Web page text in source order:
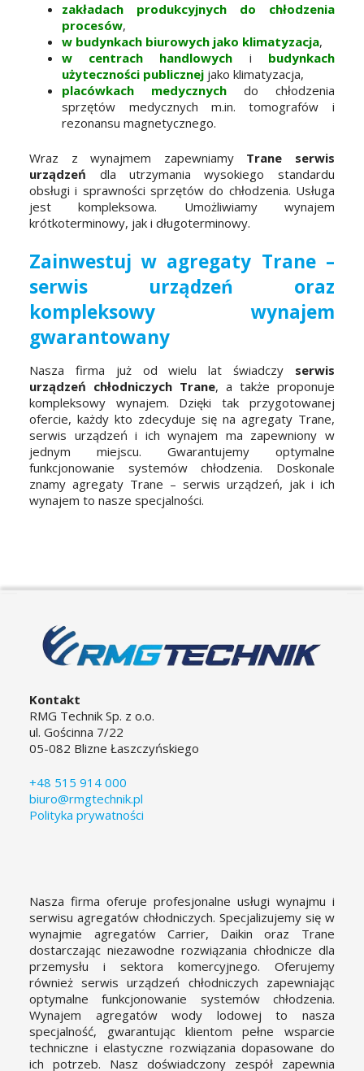
zakładach produkcyjnych do chłodzenia
procesów,
w budynkach biurowych jako klimatyzacja,
w centrach handlowych i budynkach
użyteczności publicznej jako klimatyzacja,
placówkach medycznych do chłodzenia
sprzętów medycznych m.in. tomografów i
rezonansu magnetycznego.
Wraz z wynajmem zapewniamy Trane serwis
urządzeń dla utrzymania wysokiego standardu
obsługi i sprawności sprzętów do chłodzenia. Usługa
jest kompleksowa. Umożliwiamy wynajem
krótkoterminowy, jak i długoterminowy.
Zainwestuj w agregaty Trane –
serwis urządzeń oraz
kompleksowy wynajem
gwarantowany
Nasza firma już od wielu lat świadczy serwis
urządzeń chłodniczych Trane, a także proponuje
kompleksowy wynajem. Dzięki tak przygotowanej
ofercie, każdy kto zdecyduje się na agregaty Trane,
serwis urządzeń i ich wynajem ma zapewniony w
jednym miejscu. Gwarantujemy optymalne
funkcjonowanie systemów chłodzenia. Doskonale
znamy agregaty Trane – serwis urządzeń, jak i ich
wynajem to nasze specjalności.
Kontakt
RMG Technik Sp. z o.o.
ul. Gościnna 7/22
05-082 Blizne Łaszczyńskiego
+48 515 914 000
biuro@rmgtechnik.pl
Polityka prywatności
Nasza firma oferuje profesjonalne usługi wynajmu i
serwisu agregatów chłodniczych. Specjalizujemy się w
wynajmie agregatów Carrier, Daikin oraz Trane
dostarczając niezawodne rozwiązania chłodnicze dla
przemysłu i sektora komercyjnego. Oferujemy
również serwis urządzeń chłodniczych zapewniając
optymalne funkcjonowanie systemów chłodzenia.
Wynajem agregatów wody lodowej to nasza
specjalność, gwarantując klientom pełne wsparcie
techniczne i elastyczne rozwiązania dopasowane do
ich potrzeb. Nasz doświadczony zespół zapewnia